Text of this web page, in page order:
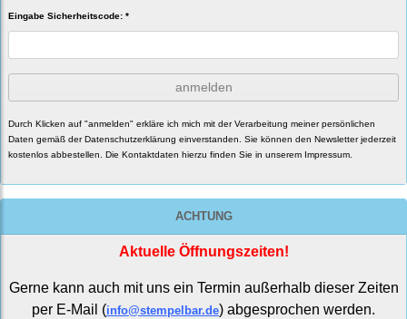
Eingabe Sicherheitscode: *
anmelden
Durch Klicken auf "anmelden" erkläre ich mich mit der Verarbeitung meiner persönlichen
Daten gemäß der Datenschutzerklärung einverstanden. Sie können den Newsletter jederzeit
kostenlos abbestellen. Die Kontaktdaten hierzu finden Sie in unserem Impressum.
ACHTUNG
Aktuelle Öffnungszeiten!
Gerne kann auch mit uns ein Termin außerhalb dieser Zeiten
per E-Mail (info@stempelbar.de) abgesprochen werden.